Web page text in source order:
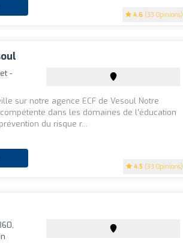
4.6 (33 Opinions)
4.5 (33 Opinions)
-
sur notre agence ECF de Vesoul Notre
dans les domaines de l'éducation
du risque r...